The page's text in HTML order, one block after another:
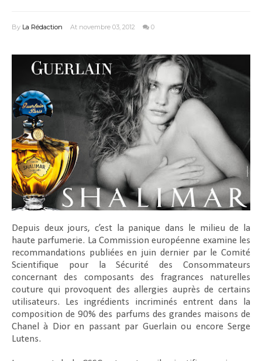
By La Rédaction At novembre 03, 2012 0
Depuis deux jours, c’est la panique dans le milieu de la
haute parfumerie. La Commission européenne examine les
recommandations publiées en juin dernier par le Comité
Scientifique pour la Sécurité des Consommateurs
concernant des composants des fragrances naturelles
couture qui provoquent des allergies auprès de certains
utilisateurs. Les ingrédients incriminés entrent dans la
composition de 90% des parfums des grandes maisons de
Chanel à Dior en passant par Guerlain ou encore Serge
Lutens.